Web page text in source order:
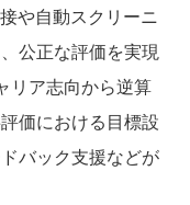
や自動スクリーニ
公正な評価を実現
リア志向から逆算
価における目標設
バック支援などが